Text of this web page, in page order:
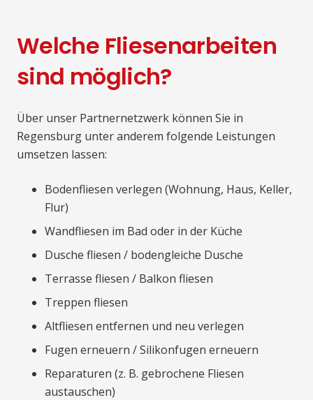
Welche Fliesenarbeiten
sind möglich?
Über unser Partnernetzwerk können Sie in
Regensburg unter anderem folgende Leistungen
umsetzen lassen:
Bodenfliesen verlegen (Wohnung, Haus, Keller,
Flur)
Wandfliesen im Bad oder in der Küche
Dusche fliesen / bodengleiche Dusche
Terrasse fliesen / Balkon fliesen
Treppen fliesen
Altfliesen entfernen und neu verlegen
Fugen erneuern / Silikonfugen erneuern
Reparaturen (z. B. gebrochene Fliesen
austauschen)